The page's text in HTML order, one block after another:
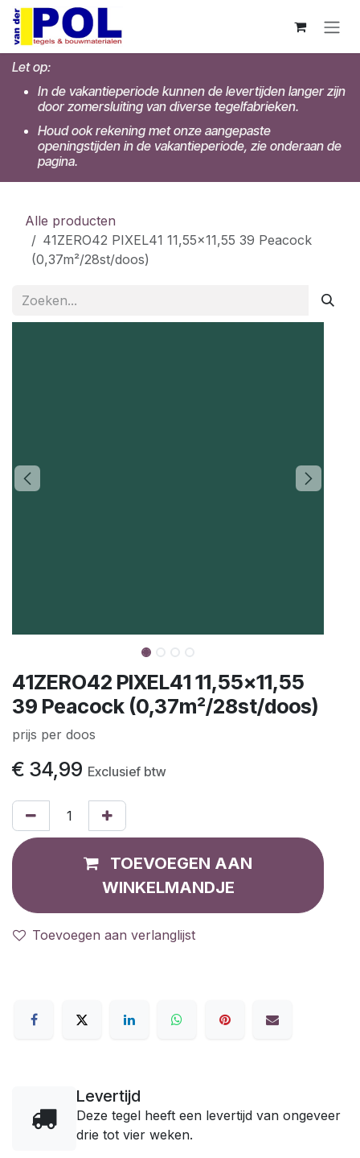
Overslaan naar inhoud
Let op:
In de vakantieperiode kunnen de levertijden langer zijn
door zomersluiting van diverse tegelfabrieken.
Houd ook rekening met onze aangepaste
openingstijden in de vakantieperiode, zie onderaan de
pagina.
Alle producten
41ZERO42 PIXEL41 11,55x11,55 39 Peacock
(0,37m²/28st/doos)
41ZERO42 PIXEL41 11,55x11,55
39 Peacock (0,37m²/28st/doos)
prijs per doos
€ 34,99 Exclusief btw
TOEVOEGEN AAN
WINKELMANDJE
Toevoegen aan verlanglijst
Levertijd
Deze tegel heeft een levertijd van ongeveer
drie tot vier weken.